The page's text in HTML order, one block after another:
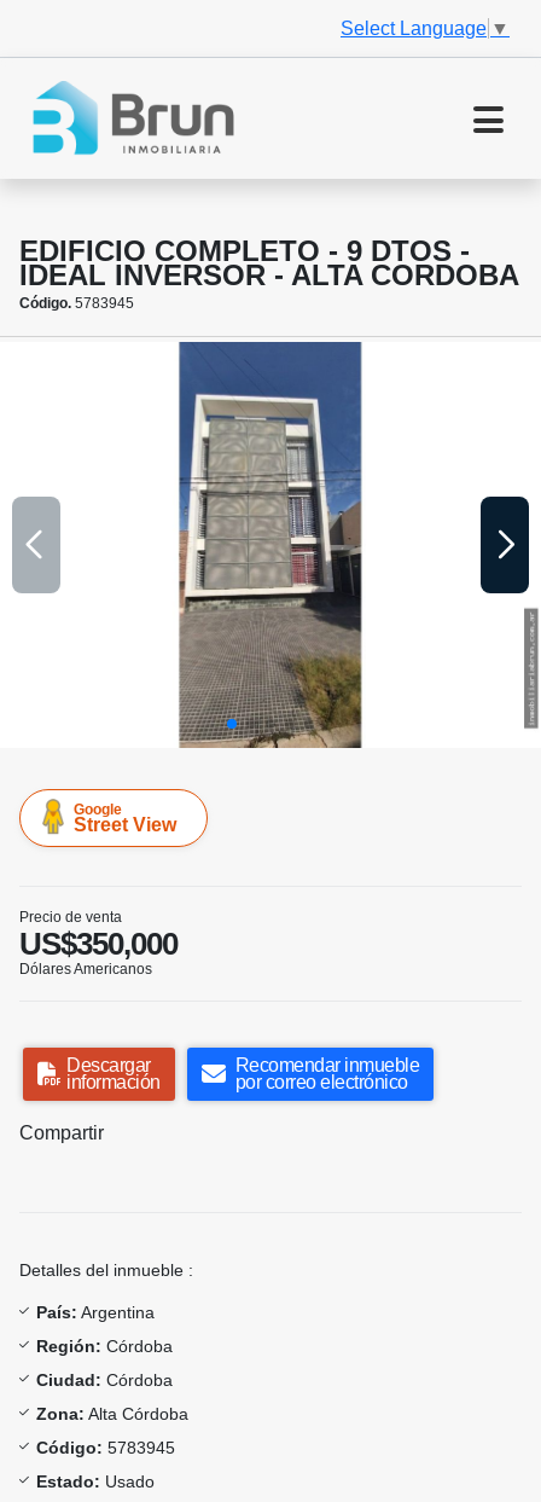
Select Language ▼
EDIFICIO COMPLETO - 9 DTOS -
IDEAL INVERSOR - ALTA CORDOBA
Código. 5783945
Google
Street View
Precio de venta
US$350,000
Dólares Americanos
Descargar
información
Recomendar inmueble
por correo electrónico
Compartir
Detalles del inmueble :
País: Argentina
Región: Córdoba
Ciudad: Córdoba
Zona: Alta Córdoba
Código: 5783945
Estado: Usado